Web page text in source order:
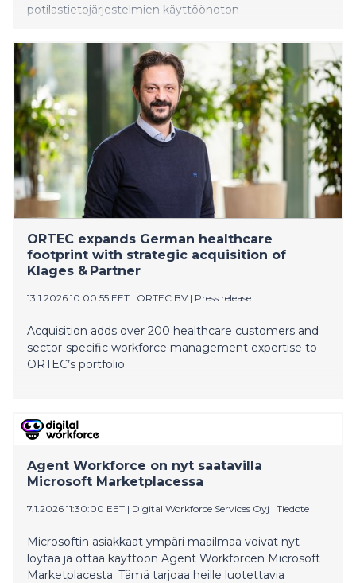
potilastietojärjestelmien käyttöönoton
ylläpidosta nopeasti hyvinvointialueet saavuttavat
merkittäviä kustannussäästöjä, vähentävät useiden
järjestelmien käytöstä johtuvaa työmäärää ja
sujuvoittavat toimintaansa. “Pirkanmaan
hyvinvointialueella arkistoitavaa tietoa kertyy
huomattava määrä – y
ORTEC expands German healthcare
footprint with strategic acquisition of
Klages & Partner
13.1.2026 10:00:55 EET | ORTEC BV| Press release
Acquisition adds over 200 healthcare customers and
sector-specific workforce management expertise to
ORTEC’s portfolio.
Agent Workforce on nyt saatavilla
Microsoft Marketplacessa
7.1.2026 11:30:00 EET | Digital Workforce Services Oyj | Tiedote
Microsoftin asiakkaat ympäri maailmaa voivat nyt
löytää ja ottaa käyttöön Agent Workforcen Microsoft
Marketplacesta. Tämä tarjoaa heille luotettavia